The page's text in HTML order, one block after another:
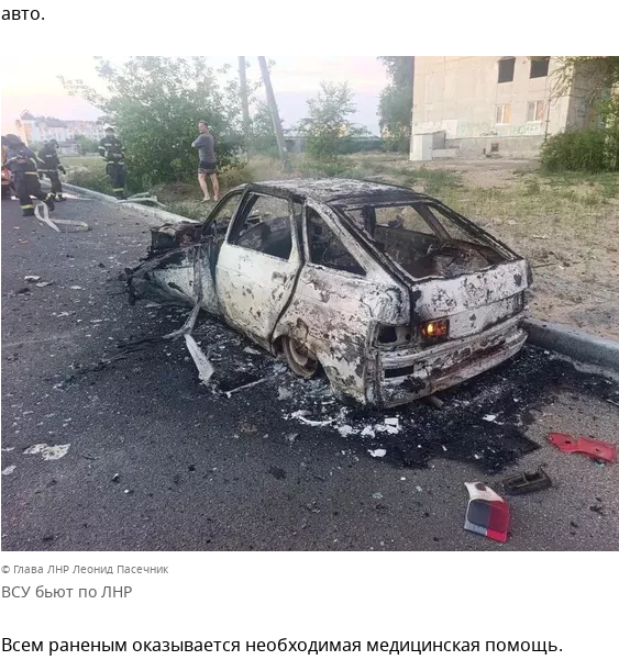
авто.
© Глава ЛНР Леонид Пасечник
ВСУ бьют по ЛНР
Всем раненым оказывается необходимая медицинская помощь.